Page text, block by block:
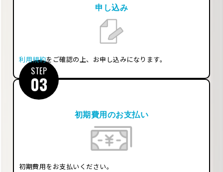
申し込み
利用規約をご確認の上、お申し込みになります。
STEP
03
初期費用のお支払い
初期費用をお支払いください。